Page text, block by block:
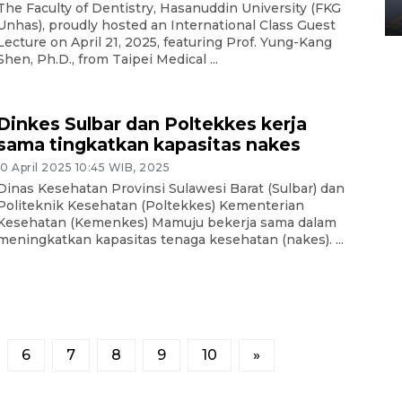
Faculty of Dentistry, Hasanuddin University (FKG
proudly hosted an International Class Guest
on April 21, 2025, featuring Prof. Yung-Kang
Ph.D., from Taipei Medical ...
Sulbar dan Poltekkes kerja
tingkatkan kapasitas nakes
April 2025 10:45 WIB, 2025
Kesehatan Provinsi Sulawesi Barat (Sulbar) dan
Kesehatan (Poltekkes) Kementerian
(Kemenkes) Mamuju bekerja sama dalam
kapasitas tenaga kesehatan (nakes). ...
6 7 8 9 10 »
02 April 2026 12:51 WIB